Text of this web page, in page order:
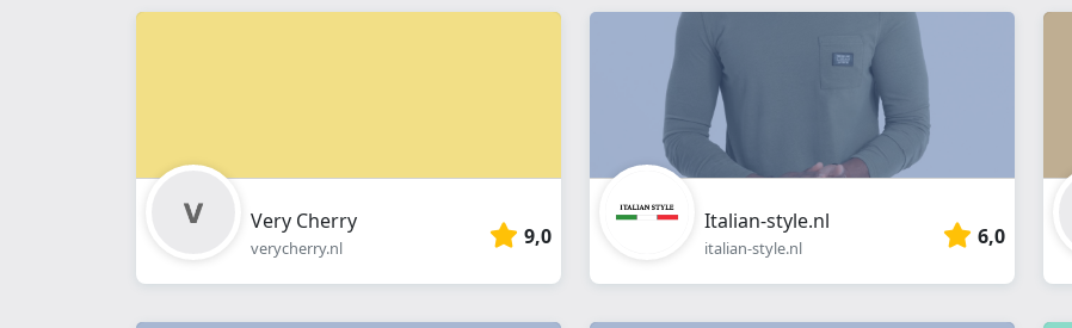
Very Cherry
verycherry.nl 9,0
Italian-style.nl
italian-style.nl 6,0